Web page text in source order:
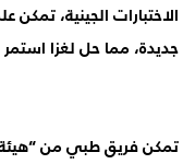
الاختبارات الجينية،
جديدة، مما حل لغزا
تمكن فريق طبي من “هيئة